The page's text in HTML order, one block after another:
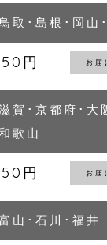
取･島根･岡山
円
賀･京都府･大
歌山
円
山･石川･福井